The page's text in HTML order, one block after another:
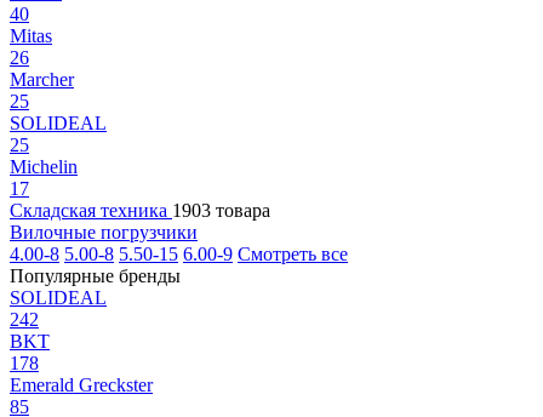
40
Mitas
26
Marcher
25
SOLIDEAL
25
Michelin
17
Складская техника 1903 товара
Вилочные погрузчики
4.00-8 5.00-8 5.50-15 6.00-9 Смотреть все
Популярные бренды
SOLIDEAL
242
BKT
178
Emerald Greckster
85